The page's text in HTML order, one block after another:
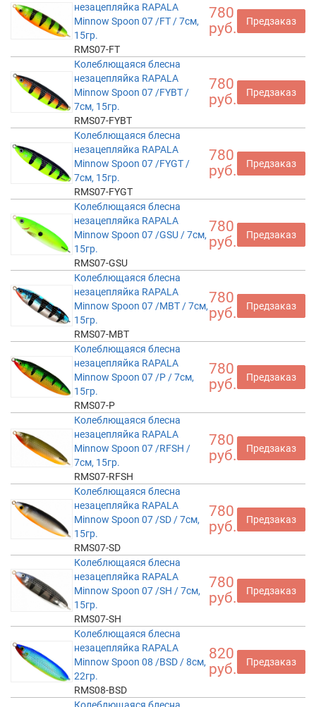
незацепляйка RAPALA
Minnow Spoon 07 /FT / 7см,
15гр.
RMS07-FT
780
руб.
Предзаказ
Колеблющаяся блесна
незацепляйка RAPALA
Minnow Spoon 07 /FYBT /
7см, 15гр.
RMS07-FYBT
780
руб.
Предзаказ
Колеблющаяся блесна
незацепляйка RAPALA
Minnow Spoon 07 /FYGT /
7см, 15гр.
RMS07-FYGT
780
руб.
Предзаказ
Колеблющаяся блесна
незацепляйка RAPALA
Minnow Spoon 07 /GSU / 7см,
15гр.
RMS07-GSU
780
руб.
Предзаказ
Колеблющаяся блесна
незацепляйка RAPALA
Minnow Spoon 07 /MBT / 7см,
15гр.
RMS07-MBT
780
руб.
Предзаказ
Колеблющаяся блесна
незацепляйка RAPALA
Minnow Spoon 07 /P / 7см,
15гр.
RMS07-P
780
руб.
Предзаказ
Колеблющаяся блесна
незацепляйка RAPALA
Minnow Spoon 07 /RFSH /
7см, 15гр.
RMS07-RFSH
780
руб.
Предзаказ
Колеблющаяся блесна
незацепляйка RAPALA
Minnow Spoon 07 /SD / 7см,
15гр.
RMS07-SD
780
руб.
Предзаказ
Колеблющаяся блесна
незацепляйка RAPALA
Minnow Spoon 07 /SH / 7см,
15гр.
RMS07-SH
780
руб.
Предзаказ
Колеблющаяся блесна
незацепляйка RAPALA
Minnow Spoon 08 /BSD / 8см,
22гр.
RMS08-BSD
820
руб.
Предзаказ
Колеблющаяся блесна